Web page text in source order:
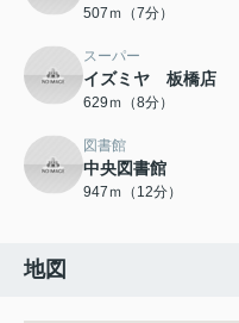
507ｍ（7分）
スーパー
イズミヤ 板橋店
629ｍ（8分）
図書館
中央図書館
947ｍ（12分）
地図